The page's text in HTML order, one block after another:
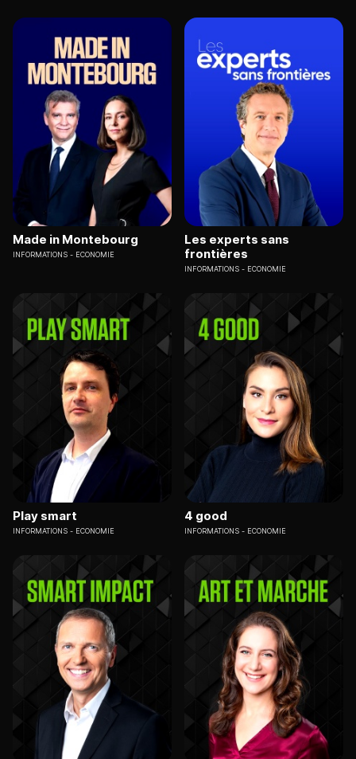
Made in Montebourg
INFORMATIONS ECONOMIE
Les experts sans
frontières
INFORMATIONS ECONOMIE
Play smart
INFORMATIONS ECONOMIE
4 good
INFORMATIONS ECONOMIE